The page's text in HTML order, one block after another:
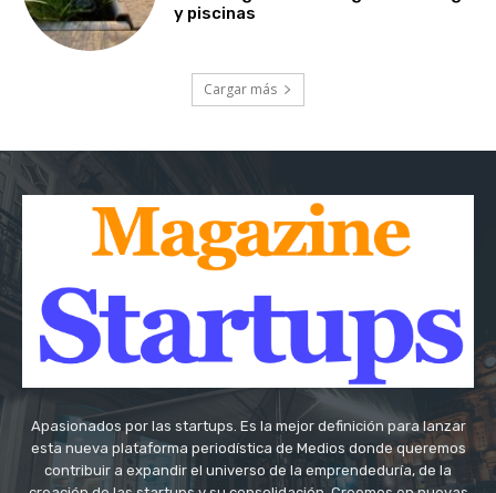
y piscinas
Cargar más
Apasionados por las startups. Es la mejor definición para lanzar
esta nueva plataforma periodística de Medios donde queremos
contribuir a expandir el universo de la emprendeduría, de la